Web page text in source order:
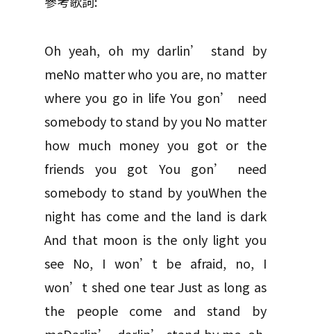
Oh yeah, oh my darlin’ stand by
meNo matter who you are, no matter
where you go in life You gon’ need
somebody to stand by you No matter
how much money you got or the
friends you got You gon’ need
somebody to stand by youWhen the
night has come and the land is dark
And that moon is the only light you
see No, I won’t be afraid, no, I
won’t shed one tear Just as long as
the people come and stand by